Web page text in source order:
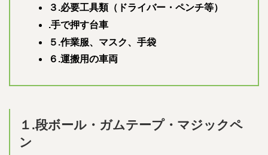
３.必要工具類（ドライバー・ペンチ等）
.手で押す台車
５.作業服、マスク、手袋
６.運搬用の車両
１.段ボール・ガムテープ・マジックペ
ン